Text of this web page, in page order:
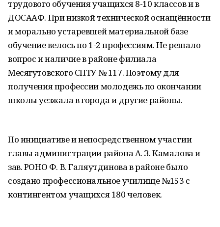
трудового обучения учащихся 8-10 классов и в
ДОСААФ. При низкой технической оснащённости
и морально устаревшей материальной базе
обучение велось по 1-2 профессиям. Не решало
вопрос и наличие в районе филиала
Месягутовского СПТУ № 117. Поэтому для
получения профессии молодежь по окончании
школы уезжала в города и другие районы.
По инициативе и непосредственном участии
главы администрации района А. З. Камалова и
зав. РОНО Ф. В. Галяутдинова в районе было
создано профессиональное училище №153 с
контингентом учащихся 180 человек.